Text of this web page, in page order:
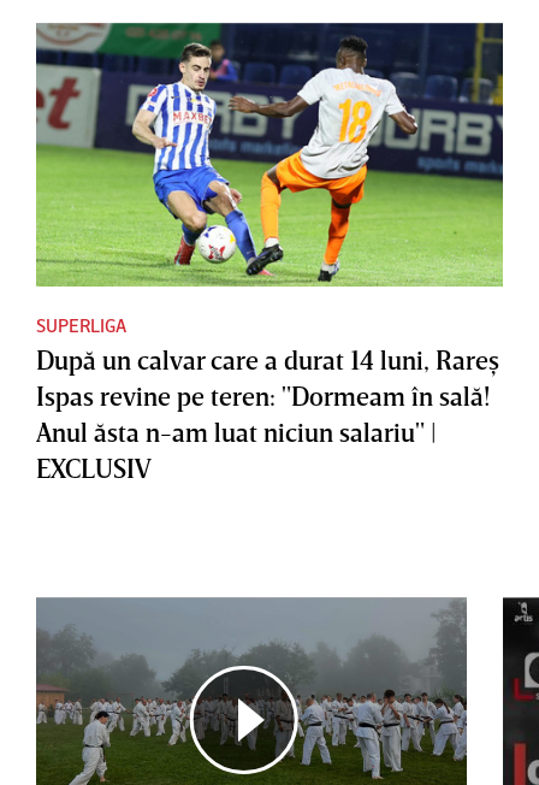
SUPERLIGA
După un calvar care a durat 14 luni, Rareş
Ispas revine pe teren: "Dormeam în sală!
Anul ăsta n-am luat niciun salariu" |
EXCLUSIV